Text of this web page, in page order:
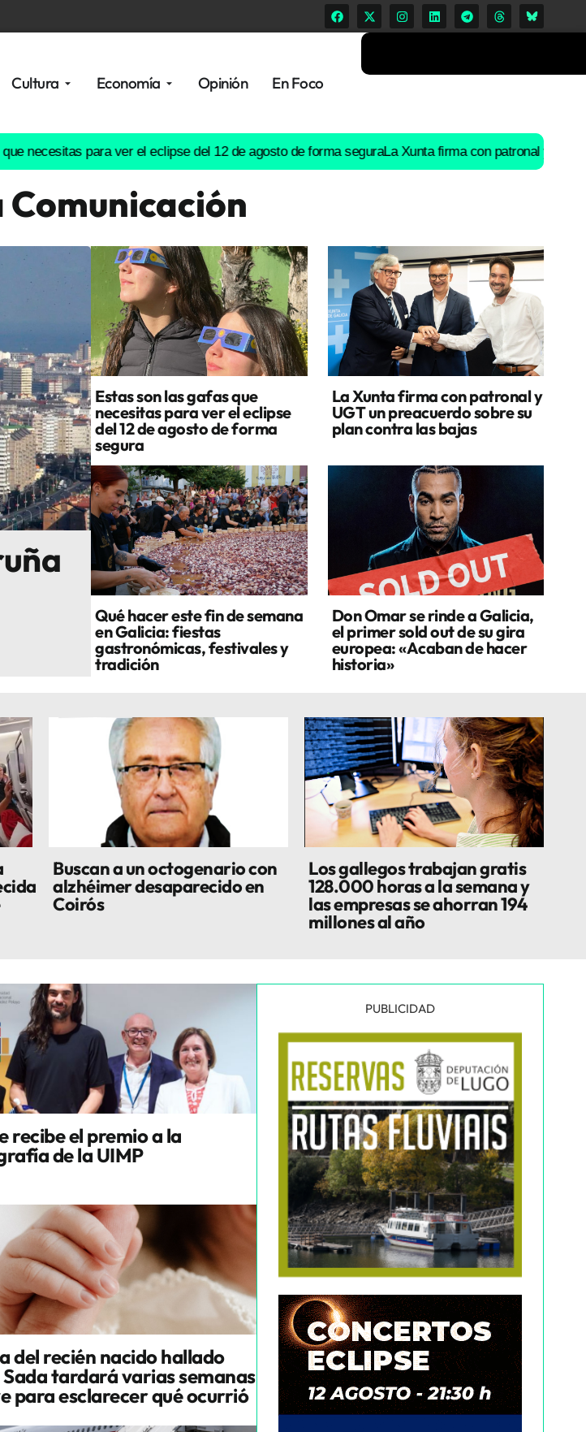
Cultura Economía Opinión En Foco
para ver el eclipse del 12 de agosto de forma seguraLa Xunta firma con patronal y UGT un
Estas son las gafas que
necesitas para ver el eclipse
del 12 de agosto de forma
segura
La Xunta firma con patronal y
UGT un preacuerdo sobre su
plan contra las bajas
Qué hacer este fin de semana
en Galicia: fiestas
gastronómicas, festivales y
tradición
Don Omar se rinde a Galicia,
el primer sold out de su gira
europea: «Acaban de hacer
historia»
Buscan a un octogenario con
alzhéimer desaparecido en
Coirós
Los gallegos trabajan gratis
128.000 horas a la semana y
las empresas se ahorran 194
millones al año
recibe el premio a la
de la UIMP
del recién nacido hallado
tardará varias semanas
para esclarecer qué ocurrió
PUBLICIDAD